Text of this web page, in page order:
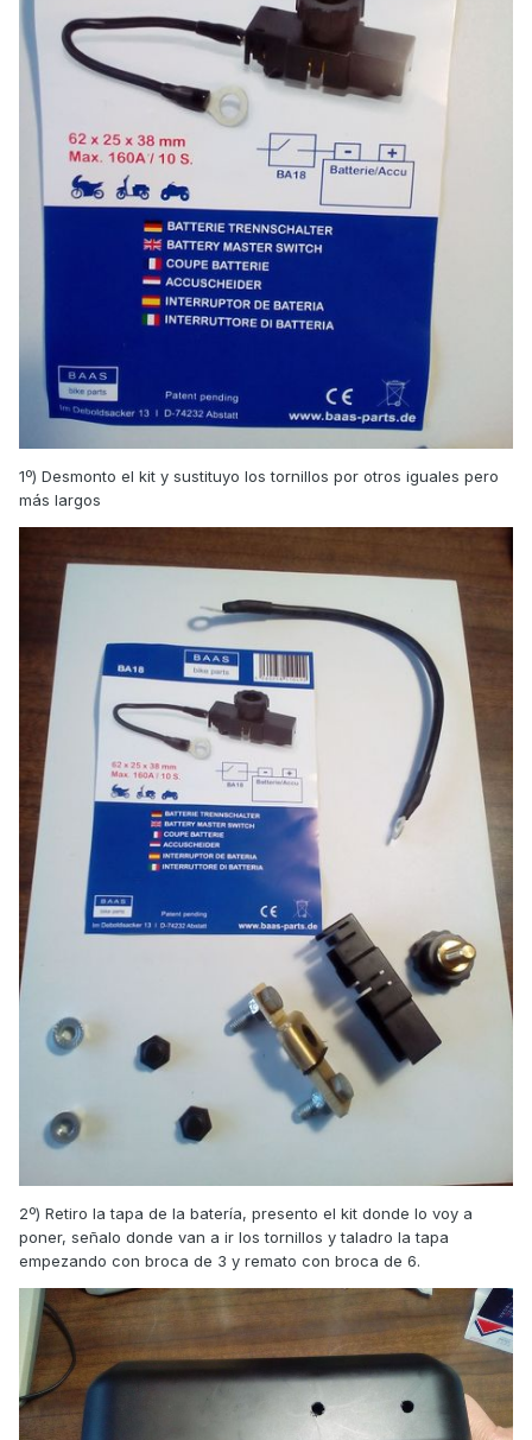
1º) Desmonto el kit y sustituyo los tornillos por otros iguales pero
más largos
2º) Retiro la tapa de la batería, presento el kit donde lo voy a
poner, señalo donde van a ir los tornillos y taladro la tapa
empezando con broca de 3 y remato con broca de 6.